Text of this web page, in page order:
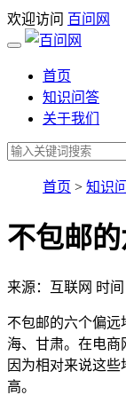
欢迎访问 百问网
首页
知识问答
关于我们
首页 > 知识
不包邮
来源：互联网 时
不包邮的六个偏
海、甘肃。在电商
因为相对来说这
高。